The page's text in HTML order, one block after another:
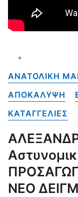
ΑΝΑΤΟΛΙΚΗ
ΑΠΟΚΑΛΥΨΗ
ΚΑΤΑΓΓΕΛΙΕΣ
ΝΕΟ